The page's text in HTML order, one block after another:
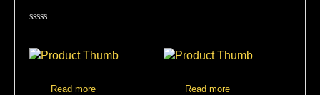
out
of
Read more Read more